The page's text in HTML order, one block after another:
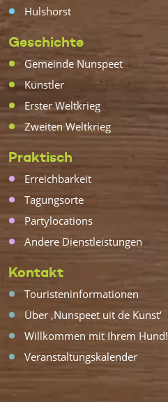
Hulshorst
Geschichte
Gemeinde Nunspeet
Künstler
Erster Weltkrieg
Zweiten Weltkrieg
Praktisch
Erreichbarkeit
Tagungsorte
Partylocations
Andere Dienstleistungen
Kontakt
Touristeninformationen
Über ‚Nunspeet uit de Kunst‘
Willkommen mit Ihrem Hund!
Veranstaltungskalender